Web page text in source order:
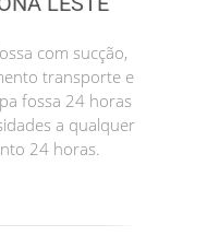
com sucção,
transporte e
fossa 24 horas
a qualquer
24 horas.